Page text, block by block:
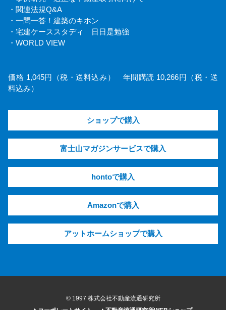
・関連法規Q&A
・一問一答！建築のキホン
・宅建ケーススタディ 日日是勉強
・WORLD VIEW
価格 1,045円（税・送料込み） 年間購読 10,266円（税・送
料込み）
ショップで購入
富士山マガジンサービスで購入
hontoで購入
Amazonで購入
アットホームショップで購入
© 1997 株式会社不動産流通研究所